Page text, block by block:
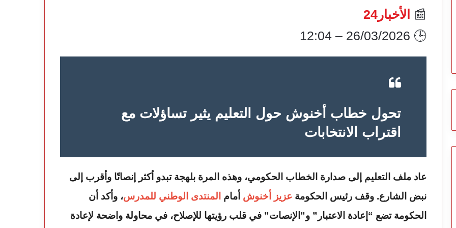
📰
الأخبار24
🕒 26/03/2026 – 12:04
تحول خطاب أخنوش حول التعليم يثير تساؤلات مع
اقتراب الانتخابات
عاد ملف التعليم إلى صدارة الخطاب الحكومي، وهذه المرة بلهجة تبدو أكثر إنصاتًا وأقرب إلى
نبض الشارع. وقف رئيس الحكومة عزيز أخنوش أمام المنتدى الوطني للمدرس، وأكد أن
الحكومة تضع “إعادة الاعتبار” و”الإنصات” في قلب رؤيتها للإصلاح، في محاولة واضحة لإعادة